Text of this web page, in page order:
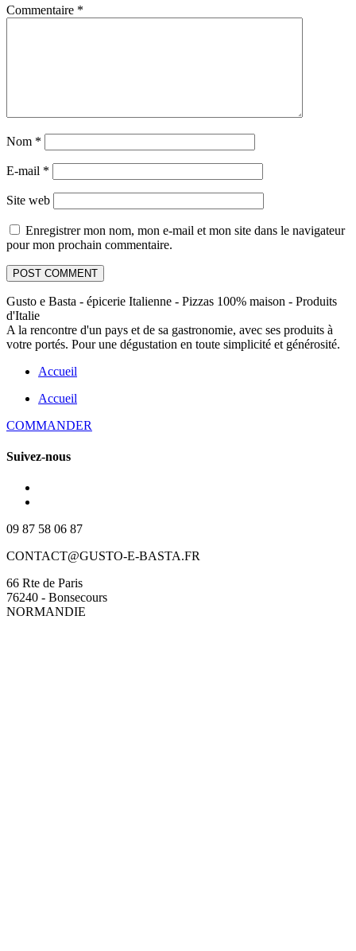
Commentaire *
Nom *
E-mail *
Site web
Enregistrer mon nom, mon e-mail et mon site dans le navigateur
pour mon prochain commentaire.
Gusto e Basta - épicerie Italienne - Pizzas 100% maison - Produits
d'Italie
A la rencontre d'un pays et de sa gastronomie, avec ses produits à
votre portés. Pour une dégustation en toute simplicité et générosité.
Accueil
Accueil
COMMANDER
Suivez-nous
09 87 58 06 87
CONTACT@GUSTO-E-BASTA.FR
66 Rte de Paris
76240 - Bonsecours
NORMANDIE